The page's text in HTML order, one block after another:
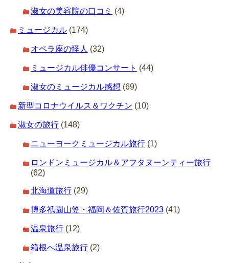
淑女の美容院の口コミ (4)
ミュージカル (174)
オペラ座の怪人 (32)
ミュージカル俳優コンサート (44)
淑女のミュージカル感想 (69)
新型コロナウイルス＆ワクチン (10)
淑女の旅行 (148)
ニューヨークミュージカル旅行 (1)
ロンドンミュージカル＆アフタヌーンティー旅行
(62)
北海道旅行 (29)
博多祇園山笠・福岡＆佐賀旅行2023 (41)
温泉旅行 (12)
箱根へ温泉旅行 (2)